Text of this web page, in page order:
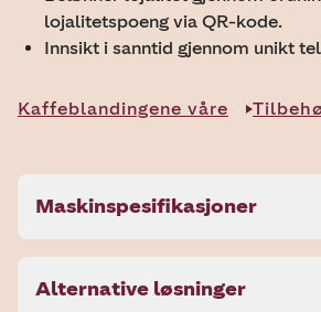
lojalitetspoeng via QR-kode.
Innsikt i sanntid gjennom unikt
Kaffeblandingene våre
Maskinspesifikasjoner
Alternative løsninger